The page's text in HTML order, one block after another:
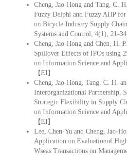
Cheng, Jao-Hong and Tang, C.
Fuzzy Delphi and Fuzzy AHP
on Bicycle Industry Supply
Systems and Control, 4(1), 21-
Cheng, Jao-Hong and Chen, H.
Spillover Effects of IPOs using
on Information Science and
【EI】
Cheng, Jao-Hong, Tang, C. H.
Interorganizational Partnership,
Strategic Flexibility in Supply
on Information Science and
【EI】
Lee, Chen-Yu and Cheng, Jao-
Application on Evaluationof
Wseas Transactions on